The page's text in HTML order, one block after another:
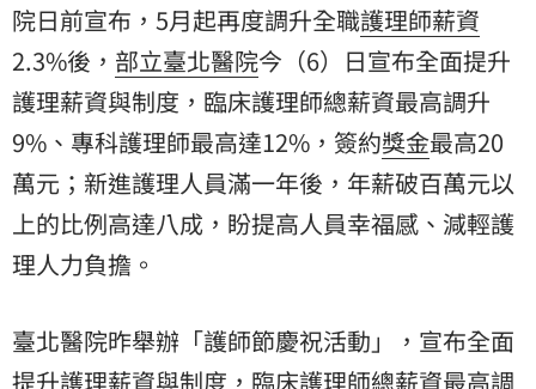
院日前宣布，5月起再度調升全職護理師薪資
2.3%後， 部立臺北醫院今（6）日宣布全面提升
護理薪資與制度，臨床護理師總薪資最高調升
9%、專科護理師最高達12%，簽約獎金最高20
萬元；新進護理人員滿一年後，年薪破百萬元以
上的比例高達八成，盼提高人員幸福感、減輕護
理人力負擔。
臺北醫院昨舉辦「護師節慶祝活動」，宣布全面
提升護理薪資與制度，臨床護理師總薪資最高調